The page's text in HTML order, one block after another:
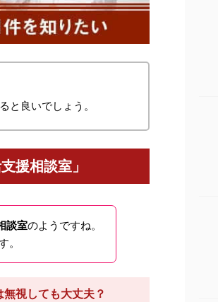
と良いでしょう。
援相談室」
談室のようですね。
。
視しても大丈夫？